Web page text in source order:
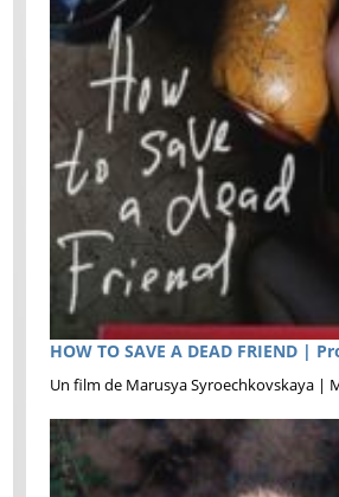
HOW TO SAVE A DEAD FRIEND |
Un film de Marusya Syroechkovskaya |